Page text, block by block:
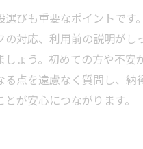
選びも重要なポイントです
の対応、利用前の説明がし
しょう。初めての方や不安
る点を遠慮なく質問し、納
が安心につながります。